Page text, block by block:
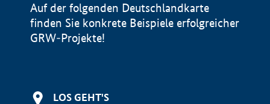
Auf der folgenden Deutschlandkarte
finden Sie konkrete Beispiele erfolgreicher
GRW-Projekte!
LOS GEHT'S